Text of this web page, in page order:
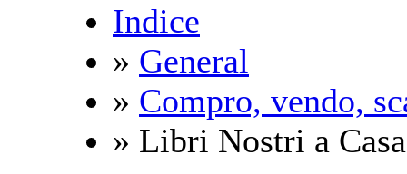
Indice
» General
» Compro, vendo,
» Libri Nostri a